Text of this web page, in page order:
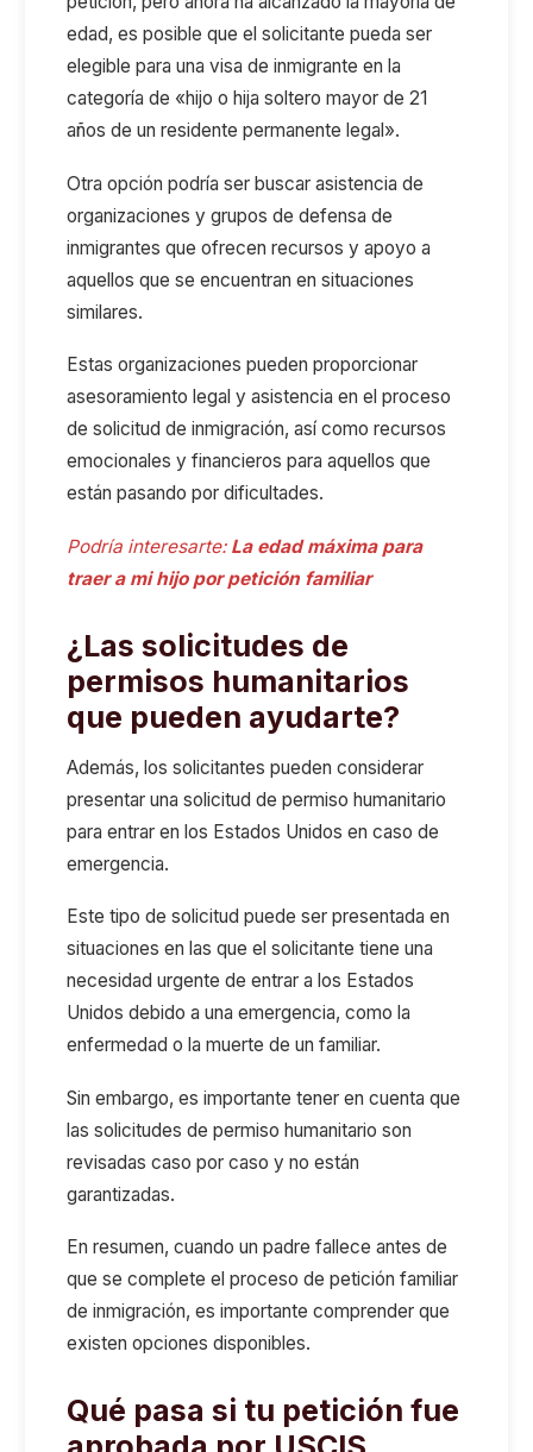
edad, es posible que el solicitante pueda ser
elegible para una visa de inmigrante en la
categoría de «hijo o hija soltero mayor de 21
años de un residente permanente legal».
Otra opción podría ser buscar asistencia de
organizaciones y grupos de defensa de
inmigrantes que ofrecen recursos y apoyo a
aquellos que se encuentran en situaciones
similares.
Estas organizaciones pueden proporcionar
asesoramiento legal y asistencia en el proceso
de solicitud de inmigración, así como recursos
emocionales y financieros para aquellos que
están pasando por dificultades.
Podría interesarte: La edad máxima para
traer a mi hijo por petición familiar
¿Las solicitudes de
permisos humanitarios
que pueden ayudarte?
Además, los solicitantes pueden considerar
presentar una solicitud de permiso humanitario
para entrar en los Estados Unidos en caso de
emergencia.
Este tipo de solicitud puede ser presentada en
situaciones en las que el solicitante tiene una
necesidad urgente de entrar a los Estados
Unidos debido a una emergencia, como la
enfermedad o la muerte de un familiar.
Sin embargo, es importante tener en cuenta que
las solicitudes de permiso humanitario son
revisadas caso por caso y no están
garantizadas.
En resumen, cuando un padre fallece antes de
que se complete el proceso de petición familiar
de inmigración, es importante comprender que
existen opciones disponibles.
Qué pasa si tu petición fue